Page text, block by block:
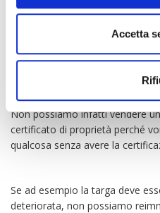
Accetta
fondamentale ma lo è invece
Se infatti decidessimo di
Non possiamo infatti vendere
certificato di proprietà perché
qualcosa senza avere la
Se ad esempio la targa deve
deteriorata, non possiamo